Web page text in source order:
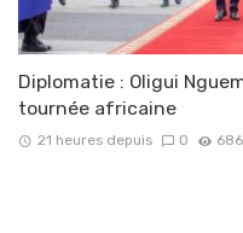
Diplomatie : Oligui
tournée africaine
21 heures depuis 0